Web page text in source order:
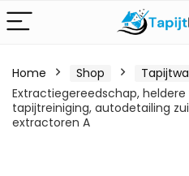
Home Shop
Extractiegereedschap,
tapijtreiniging, autodetailing
extractoren A